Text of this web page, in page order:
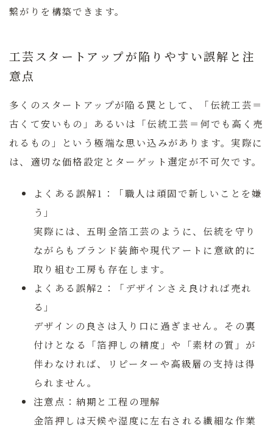
繋がりを構築できます。
工芸スタートアップが陥りやすい誤解と注
意点
多くのスタートアップが陥る罠として、「伝統工芸＝
古くて安いもの」あるいは「伝統工芸＝何でも高く売
れるもの」という極端な思い込みがあります。実際に
は、 適切な価格設定とターゲット選定が不可欠です。
よくある誤解1：
「職人は頑固で新しいことを嫌
う」
実際には、五明金箔工芸のように、伝統を守り
ながらもブランド装飾や現代アートに意欲的に
取り組む工房も存在します。
よくある誤解2：
「デザインさえ良ければ売れ
る」
デザインの良さは入り口に過ぎません。その裏
付けとなる「箔押しの精度」や「素材の質」が
伴わなければ、リピーターや高級層の支持は得
られません。
注意点： 納期と工程の理解
金箔押しは天候や湿度に左右される繊細な作業